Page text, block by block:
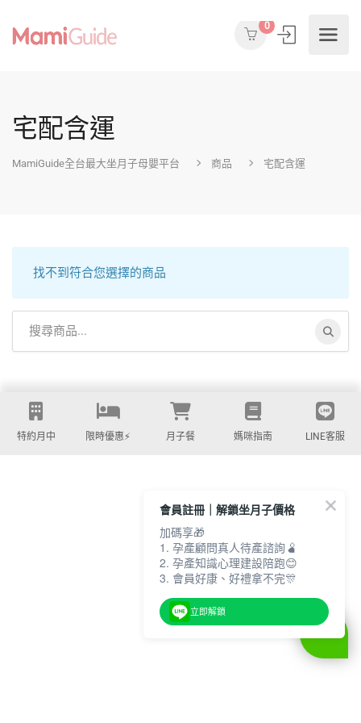
0
宅配含運
MamiGuide全台最大坐月子母嬰平台 商品 宅配含運
找不到符合您選擇的商品
特約月中 限時優惠⚡️ 月子餐 媽咪指南 LINE客服
會員註冊｜解鎖坐月子價格
加碼享🎁
1. 孕產顧問真人待產諮詢🫄
2. 孕產知識心理建設陪跑😊
3. 會員好康、好禮拿不完🎊
立即解鎖